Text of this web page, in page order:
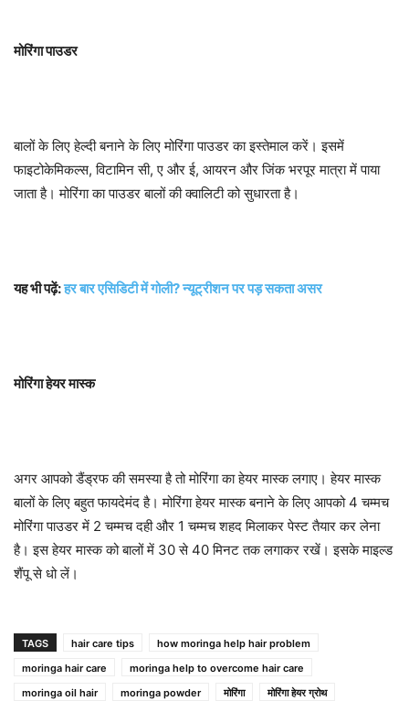
मोरिंगा पाउडर
बालों के लिए हेल्दी बनाने के लिए मोरिंगा पाउडर का इस्तेमाल करें। इसमें
फाइटोकेमिकल्स, विटामिन सी, ए और ई, आयरन और जिंक भरपूर मात्रा में पाया
जाता है। मोरिंगा का पाउडर बालों की क्वालिटी को सुधारता है।
यह भी पढ़ें:हर बार एसिडिटी में गोली? न्यूट्रीशन पर पड़ सकता असर
मोरिंगा हेयर मास्क
अगर आपको डैंड्रफ की समस्या है तो मोरिंगा का हेयर मास्क लगाए। हेयर मास्क
बालों के लिए बहुत फायदेमंद है। मोरिंगा हेयर मास्क बनाने के लिए आपको 4 चम्मच
मोरिंगा पाउडर में 2 चम्मच दही और 1 चम्मच शहद मिलाकर पेस्ट तैयार कर लेना
है। इस हेयर मास्क को बालों में 30 से 40 मिनट तक लगाकर रखें। इसके माइल्ड
शैंपू से धो लें।
TAGS hair care tips
how moringa help hair problem
moringa hair care
moringa help to overcome hair care
moringa oil hair
moringa powder मोरिंगा
मोरिंगा हेयर ग्रोथ